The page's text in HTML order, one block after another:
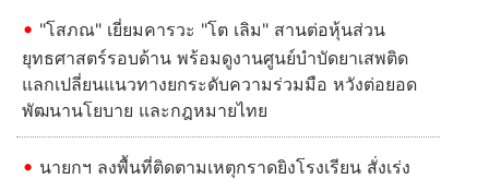
"โสภณ" เยี่ยมคารวะ "โต เลิม" สานต่อหุ้นส่วน
ยุทธศาสตร์รอบด้าน พร้อมดูงานศูนย์บำบัดยาเสพติด
แลกเปลี่ยนแนวทางยกระดับความร่วมมือ หวังต่อยอด
พัฒนานโยบาย และกฎหมายไทย
นายกฯ ลงพื้นที่ติดตามเหตุกราดยิงโรงเรียน สั่งเร่ง